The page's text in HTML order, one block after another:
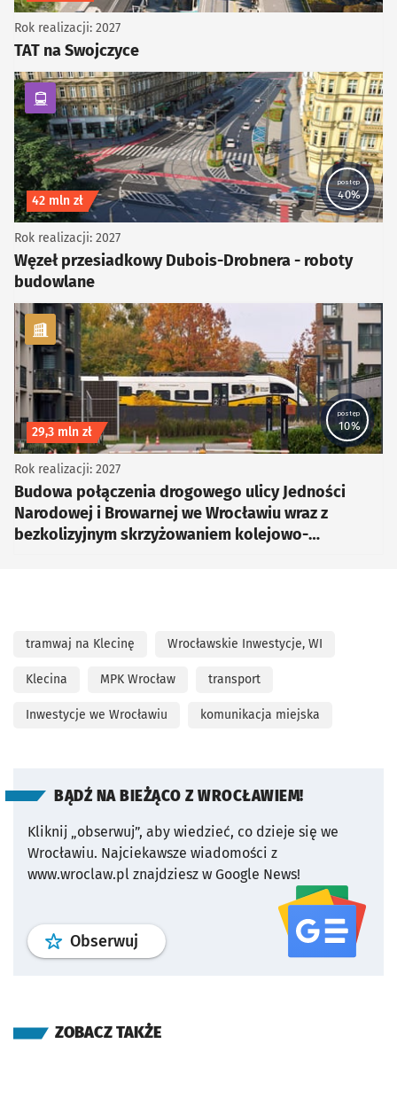
TAT na Swojczyce
Rok realizacji: 2027
kategoria Komunikacja zbiorowa
postęp
40%
Koszt inwestycji
42 mln zł
Węzeł przesiadkowy Dubois-Drobnera - roboty
budowlane
Rok realizacji: 2027
kategoria Piesze, Rowerowe, Komunikacja zbiorowa
postęp
10%
Koszt inwestycji
29,3 mln zł
Budowa połączenia drogowego ulicy Jedności
Narodowej i Browarnej we Wrocławiu wraz z
bezkolizyjnym skrzyżowaniem kolejowo-
Rok realizacji: 2027
tramwaj na Klecinę Wrocławskie Inwestycje, WI
Klecina MPK Wrocław transport
Inwestycje we Wrocławiu komunikacja miejska
BĄDŹ NA BIEŻĄCO Z WROCŁAWIEM!
Kliknij „obserwuj”, aby wiedzieć, co dzieje się we
Wrocławiu. Najciekawsze wiadomości z
www.wroclaw.pl znajdziesz w Google News!
Obserwuj profil serwisu
ZOBACZ TAKŻE